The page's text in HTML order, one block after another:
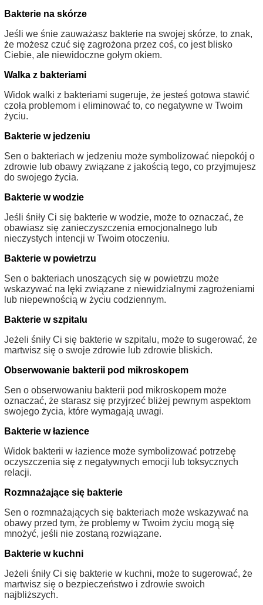
Bakterie na skórze
Jeśli we śnie zauważasz bakterie na swojej skórze, to znak,
że możesz czuć się zagrożona przez coś, co jest blisko
Ciebie, ale niewidoczne gołym okiem.
Walka z bakteriami
Widok walki z bakteriami sugeruje, że jesteś gotowa stawić
czoła problemom i eliminować to, co negatywne w Twoim
życiu.
Bakterie w jedzeniu
Sen o bakteriach w jedzeniu może symbolizować niepokój o
zdrowie lub obawy związane z jakością tego, co przyjmujesz
do swojego życia.
Bakterie w wodzie
Jeśli śniły Ci się bakterie w wodzie, może to oznaczać, że
obawiasz się zanieczyszczenia emocjonalnego lub
nieczystych intencji w Twoim otoczeniu.
Bakterie w powietrzu
Sen o bakteriach unoszących się w powietrzu może
wskazywać na lęki związane z niewidzialnymi zagrożeniami
lub niepewnością w życiu codziennym.
Bakterie w szpitalu
Jeżeli śniły Ci się bakterie w szpitalu, może to sugerować, że
martwisz się o swoje zdrowie lub zdrowie bliskich.
Obserwowanie bakterii pod mikroskopem
Sen o obserwowaniu bakterii pod mikroskopem może
oznaczać, że starasz się przyjrzeć bliżej pewnym aspektom
swojego życia, które wymagają uwagi.
Bakterie w łazience
Widok bakterii w łazience może symbolizować potrzebę
oczyszczenia się z negatywnych emocji lub toksycznych
relacji.
Rozmnażające się bakterie
Sen o rozmnażających się bakteriach może wskazywać na
obawy przed tym, że problemy w Twoim życiu mogą się
mnożyć, jeśli nie zostaną rozwiązane.
Bakterie w kuchni
Jeżeli śniły Ci się bakterie w kuchni, może to sugerować, że
martwisz się o bezpieczeństwo i zdrowie swoich
najbliższych.